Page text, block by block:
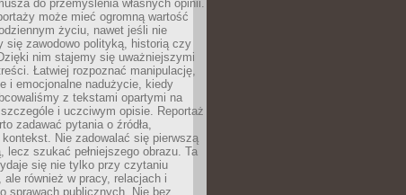
do przemyślenia własnych opinii.
może mieć ogromną wartość
życiu, nawet jeśli nie
się zawodowo polityką, historią czy
nim stajemy się uważniejszymi
Łatwiej rozpoznać manipulację,
i emocjonalne nadużycie, kiedy
z tekstami opartymi na
i uczciwym opisie. Reportaż
zadawać pytania o źródła,
Nie zadowalać się pierwszą
lecz szukać pełniejszego obrazu. Ta
się nie tylko przy czytaniu
ale również w pracy, relacjach i
sprawach publicznych. Nie bez